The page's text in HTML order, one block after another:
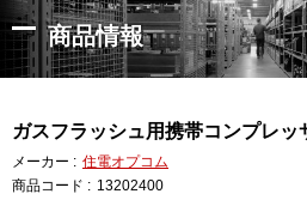
商品情報
ガスフラッシュ用携帯コンプレッ
メーカー : 住電オプコム
商品コード : 13202400